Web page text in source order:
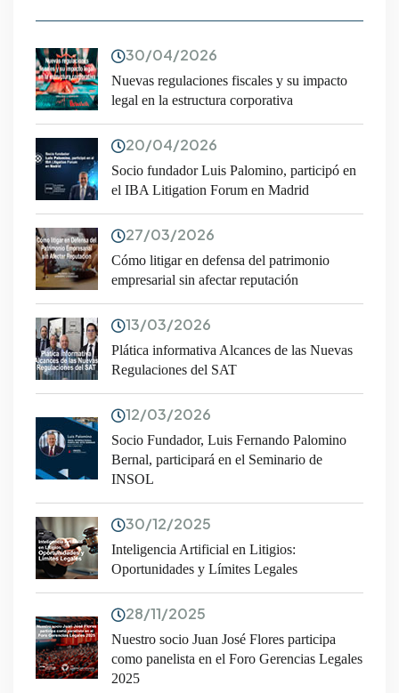
30/04/2026
Nuevas regulaciones fiscales y su impacto
legal en la estructura corporativa
20/04/2026
Socio fundador Luis Palomino, participó en
el IBA Litigation Forum en Madrid
27/03/2026
Cómo litigar en defensa del patrimonio
empresarial sin afectar reputación
13/03/2026
Plática informativa Alcances de las Nuevas
Regulaciones del SAT
12/03/2026
Socio Fundador, Luis Fernando Palomino
Bernal, participará en el Seminario de
INSOL
30/12/2025
Inteligencia Artificial en Litigios:
Oportunidades y Límites Legales
28/11/2025
Nuestro socio Juan José Flores participa
como panelista en el Foro Gerencias Legales
2025